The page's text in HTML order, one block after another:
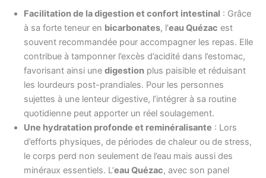
Facilitation de la digestion et confort intestinal : Grâce
à sa forte teneur en bicarbonates, l’eau Quézac est
souvent recommandée pour accompagner les repas. Elle
contribue à tamponner l’excès d’acidité dans l’estomac,
favorisant ainsi une digestion plus paisible et réduisant
les lourdeurs post-prandiales. Pour les personnes
sujettes à une lenteur digestive, l’intégrer à sa routine
quotidienne peut apporter un réel soulagement.
Une hydratation profonde et reminéralisante : Lors
d’efforts physiques, de périodes de chaleur ou de stress,
le corps perd non seulement de l’eau mais aussi des
minéraux essentiels. L’eau Quézac, avec son panel